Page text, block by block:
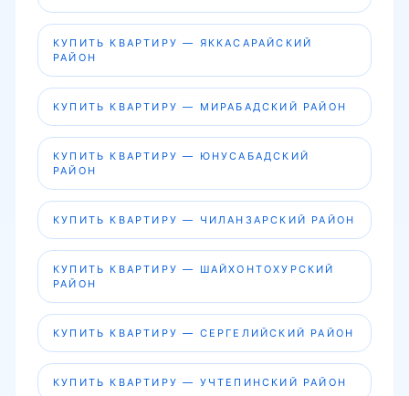
КУПИТЬ КВАРТИРУ — ЯККАСАРАЙСКИЙ
РАЙОН
КУПИТЬ КВАРТИРУ — МИРАБАДСКИЙ РАЙОН
КУПИТЬ КВАРТИРУ — ЮНУСАБАДСКИЙ
РАЙОН
КУПИТЬ КВАРТИРУ — ЧИЛАНЗАРСКИЙ РАЙОН
КУПИТЬ КВАРТИРУ — ШАЙХОНТОХУРСКИЙ
РАЙОН
КУПИТЬ КВАРТИРУ — СЕРГЕЛИЙСКИЙ РАЙОН
КУПИТЬ КВАРТИРУ — УЧТЕПИНСКИЙ РАЙОН